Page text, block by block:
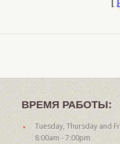
[
ВРЕМЯ РАБОТЫ:
Tuesday, Thursday and
8:00am - 7:00pm